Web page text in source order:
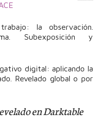
la observación.
Subexposición y
digital: aplicando la
Revelado global o por
en Darktable